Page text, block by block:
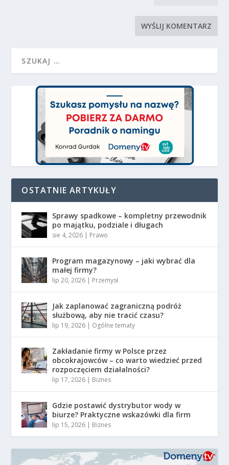
OSTATNIE ARTYKUŁY
Sprawy spadkowe – kompletny przewodnik
po majątku, podziale i długach
sie 4, 2026 | Prawo
Program magazynowy – jaki wybrać dla
małej firmy?
lip 20, 2026 | Przemysł
Jak zaplanować zagraniczną podróż
służbową, aby nie tracić czasu?
lip 19, 2026 | Ogólne tematy
Zakładanie firmy w Polsce przez
obcokrajowców – co warto wiedzieć przed
rozpoczęciem działalności?
lip 17, 2026 | Biznes
Gdzie postawić dystrybutor wody w
biurze? Praktyczne wskazówki dla firm
lip 15, 2026 | Biznes